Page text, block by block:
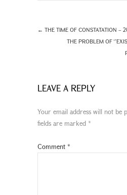
← THE TIME OF CONSTATATION –
THE PROBLEM OF
LEAVE A REPLY
Your email address will not be
fields are marked *
Comment *